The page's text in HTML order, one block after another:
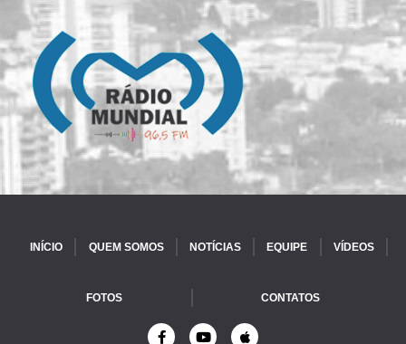
INÍCIO QUEM SOMOS NOTÍCIAS EQUIPE VÍDEOS
FOTOS CONTATOS